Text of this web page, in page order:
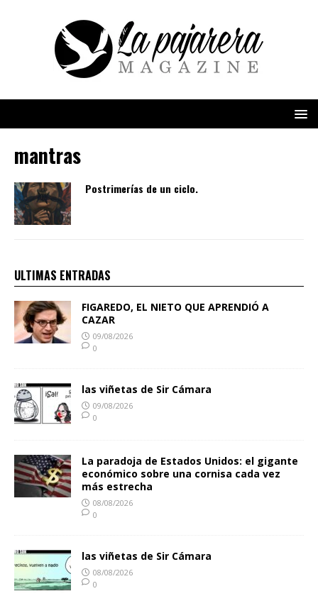
mantras
Postrimerías de un ciclo.
ULTIMAS ENTRADAS
FIGAREDO, EL NIETO QUE APRENDIÓ A
CAZAR
09/08/2026
0
las viñetas de Sir Cámara
09/08/2026
0
La paradoja de Estados Unidos: el gigante
económico sobre una cornisa cada vez
más estrecha
08/08/2026
0
las viñetas de Sir Cámara
08/08/2026
0